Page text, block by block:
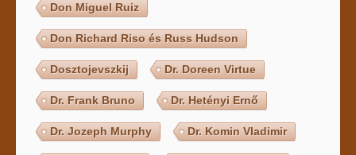
Don Miguel Ruiz
Don Richard Riso és Russ Hudson
Dosztojevszkij Dr. Doreen Virtue
Dr. Frank Bruno Dr. Hetényi Ernő
Dr. Jozeph Murphy Dr. Komin Vladimir